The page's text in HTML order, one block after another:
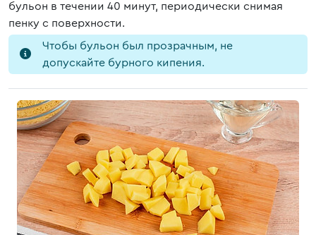
бульон в течении 40 минут, периодически снимая
пенку с поверхности.
Чтобы бульон был прозрачным, не
допускайте бурного кипения.